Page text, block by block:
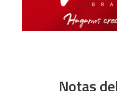
Notas